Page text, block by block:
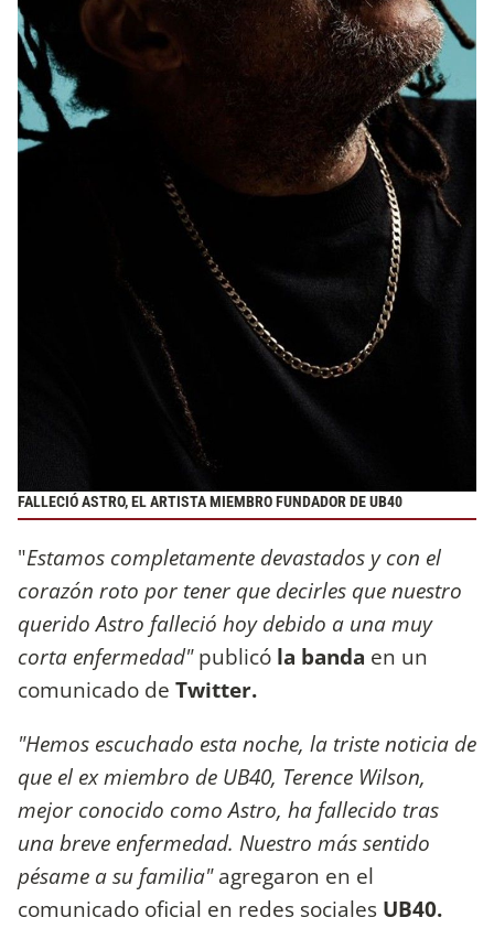
FALLECIÓ ASTRO, EL ARTISTA MIEMBRO FUNDADOR DE UB40
"Estamos completamente devastados y con el
corazón roto por tener que decirles que nuestro
querido Astro falleció hoy debido a una muy
corta enfermedad"publicó la banda en un
comunicado de Twitter.
"Hemos escuchado esta noche, la triste noticia de
que el ex miembro de UB40, Terence Wilson,
mejor conocido como Astro, ha fallecido tras
una breve enfermedad. Nuestro más sentido
pésame a su familia"agregaron en el
comunicado oficial en redes sociales UB40.